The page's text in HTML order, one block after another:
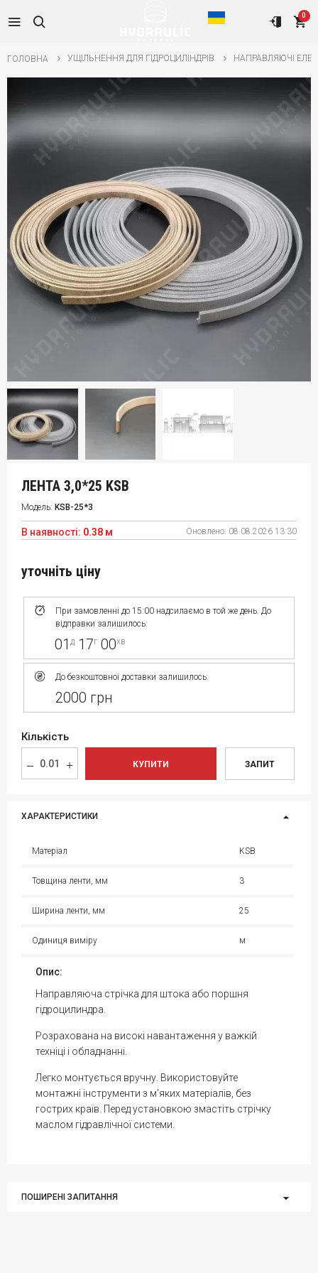
0
ГОЛОВНА УЩІЛЬНЕННЯ ДЛЯ ГІДРОЦИЛІНДРІВ НАПРАВЛЯЮЧІ
ЛЕНТА 3,0*25 KSB
Модель: KSB-25*3
В наявності: 0.38 м Оновлено: 08.08.2026 13:30
При замовленні до 15:00 надсилаємо в той же день. До
відправки залишилось:
01д 17г 00хв
До безкоштовної доставки залишилось:
2000 грн
уточніть ціну
Кількість
КУПИТИ ЗАПИТ
ХАРАКТЕРИСТИКИ
Матеріал KSB
Товщина ленти, мм 3
Ширина ленти, мм 25
Одиниця виміру м
Опис:
Направляюча стрічка для штока або поршня
гідроцилиндра.
Розрахована на високі навантаження у важкій
техніці і обладнанні.
Легко монтується вручну. Використовуйте
монтажні інструменти з м'яких матеріалів, без
гострих країв. Перед установкою змастіть стрічку
маслом гідравлічної системи.
ПОШИРЕНІ ЗАПИТАННЯ